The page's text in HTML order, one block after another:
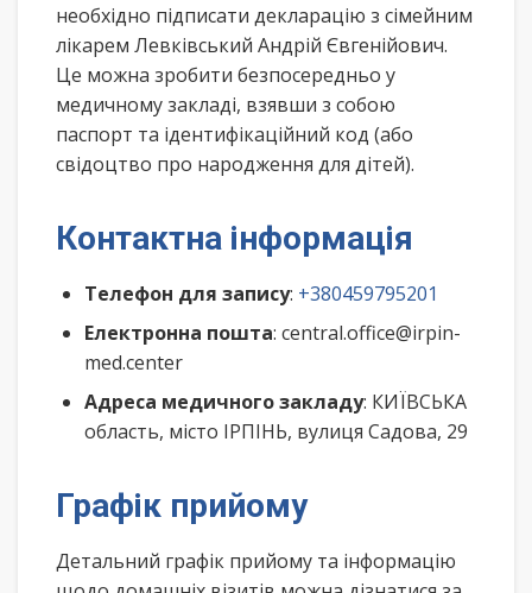
необхідно підписати декларацію з сімейним
лікарем Левківський Андрій Євгенійович.
Це можна зробити безпосередньо у
медичному закладі, взявши з собою
паспорт та ідентифікаційний код (або
свідоцтво про народження для дітей).
Контактна інформація
Телефон для запису: +380459795201
Електронна пошта: central.office@irpin-
med.center
Адреса медичного закладу: КИЇВСЬКА
область, місто ІРПІНЬ, вулиця Садова, 29
Графік прийому
Детальний графік прийому та інформацію